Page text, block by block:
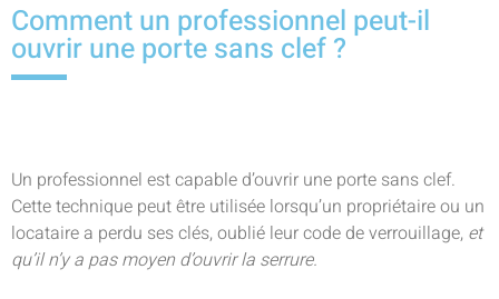
Comment un professionnel peut-il
ouvrir une porte sans clef ?
Un professionnel est capable d’ouvrir une porte sans clef.
Cette technique peut être utilisée lorsqu’un propriétaire ou un
locataire a perdu ses clés, oublié leur code de verrouillage, et
qu’il n’y a pas moyen d’ouvrir la serrure.